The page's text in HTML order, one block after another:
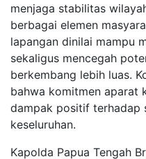
menjaga stabilitas
berbagai elemen
lapangan dinilai mampu
sekaligus mencegah
berkembang lebih luas.
bahwa komitmen aparat
dampak positif terhadap
keseluruhan.
Kapolda Papua Tengah